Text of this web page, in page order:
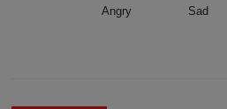
Angry Sad